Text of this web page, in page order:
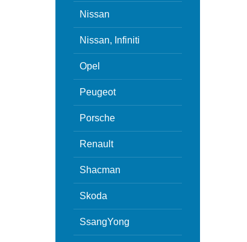
Nissan
Nissan, Infiniti
Opel
Peugeot
Porsche
Renault
Shacman
Skoda
SsangYong